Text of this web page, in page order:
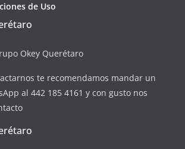
de Uso
Okey Querétaro
te recomendamos mandar un
al 442 185 4161 y con gusto nos